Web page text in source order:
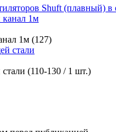
Shuft (плавный) в
1м (127)
(110-130 / 1 шт.)